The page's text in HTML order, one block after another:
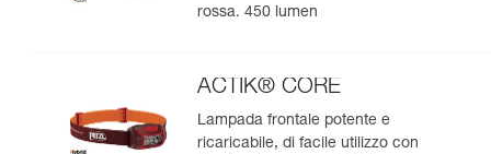
rossa. 450 lumen
ACTIK® CORE
Lampada frontale potente e
ricaricabile, di facile utilizzo con